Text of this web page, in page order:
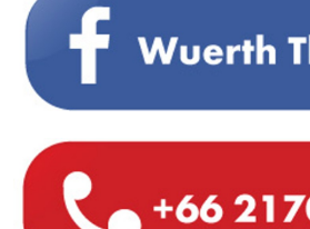
สำหรับลูกค้าธุรกิจเท่านั้น
ลงทะเบียนตอนนี้